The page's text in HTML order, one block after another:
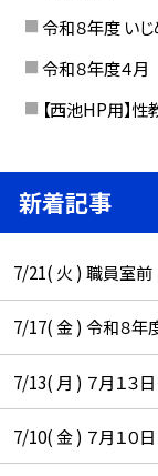
令和８年度 い
令和８年度４
【西池HP用】
新着記事
7/21( 火 ) 職員室前
7/17( 金 ) 令和８
7/13( 月 ) ７月１３
7/10( 金 ) ７月１